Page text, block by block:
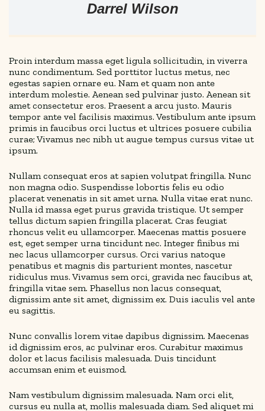
Darrel Wilson
Proin interdum massa eget ligula sollicitudin, in viverra
nunc condimentum. Sed porttitor luctus metus, nec
egestas sapien ornare eu. Nam et quam non ante
interdum molestie. Aenean sed pulvinar justo. Aenean sit
amet consectetur eros. Praesent a arcu justo. Mauris
tempor ante vel facilisis maximus. Vestibulum ante ipsum
primis in faucibus orci luctus et ultrices posuere cubilia
curae; Vivamus nec nibh ut augue tempus cursus vitae ut
ipsum.
Nullam consequat eros at sapien volutpat fringilla. Nunc
non magna odio. Suspendisse lobortis felis eu odio
placerat venenatis in sit amet urna. Nulla vitae erat nunc.
Nulla id massa eget purus gravida tristique. Ut semper
tellus dictum sapien fringilla placerat. Cras feugiat
rhoncus velit eu ullamcorper. Maecenas mattis posuere
est, eget semper urna tincidunt nec. Integer finibus mi
nec lacus ullamcorper cursus. Orci varius natoque
penatibus et magnis dis parturient montes, nascetur
ridiculus mus. Vivamus sem orci, gravida nec faucibus at,
fringilla vitae sem. Phasellus non lacus consequat,
dignissim ante sit amet, dignissim ex. Duis iaculis vel ante
eu sagittis.
Nunc convallis lorem vitae dapibus dignissim. Maecenas
id dignissim eros, ac pulvinar eros. Curabitur maximus
dolor et lacus facilisis malesuada. Duis tincidunt
accumsan enim et euismod.
Nam vestibulum dignissim malesuada. Nam orci elit,
cursus eu nulla at, mollis malesuada diam. Sed aliquet mi